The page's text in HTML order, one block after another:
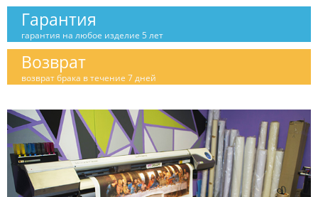
Гарантия
гарантия на любое изделие 5 лет
Возврат
возврат брака в течение 7 дней